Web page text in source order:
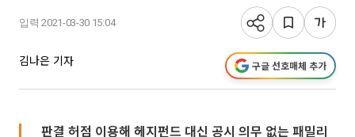
입력 2021-03-30 15:04
김나은 기자 구글 선호매체 추가
판결 허점 이용해 헤지펀드 대신 공시 의무 없는 패밀리